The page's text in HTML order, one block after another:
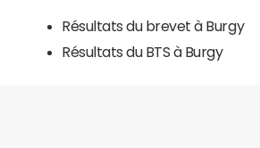
Résultats du brevet à Burgy
Résultats du BTS à Burgy